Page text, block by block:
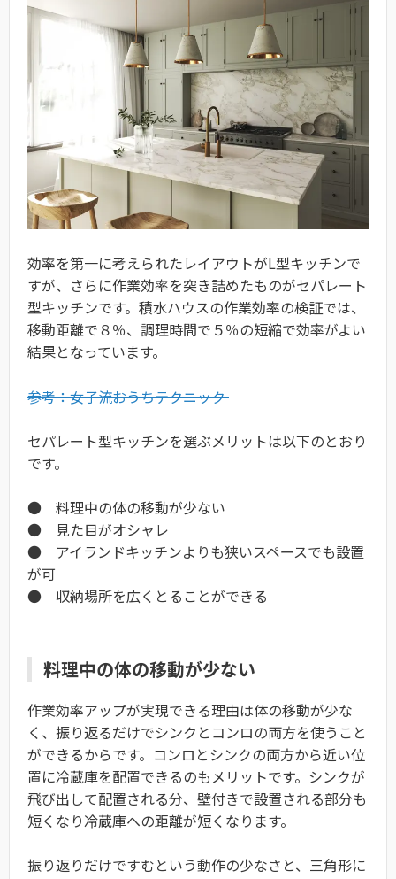
効率を第一に考えられたレイアウトがL型キッチンで
すが、さらに作業効率を突き詰めたものがセパレート
型キッチンです。積水ハウスの作業効率の検証では、
移動距離で８％、調理時間で５％の短縮で効率がよい
結果となっています。
参考：女子流おうちテクニック
セパレート型キッチンを選ぶメリットは以下のとおり
です。
● 料理中の体の移動が少ない
● 見た目がオシャレ
● アイランドキッチンよりも狭いスペースでも設置
が可
● 収納場所を広くとることができる
料理中の体の移動が少ない
作業効率アップが実現できる理由は体の移動が少な
く、振り返るだけでシンクとコンロの両方を使うこと
ができるからです。コンロとシンクの両方から近い位
置に冷蔵庫を配置できるのもメリットです。シンクが
飛び出して配置される分、壁付きで設置される部分も
短くなり冷蔵庫への距離が短くなります。
振り返りだけですむという動作の少なさと、三角形に